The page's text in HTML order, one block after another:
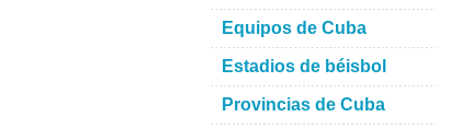
Equipos de Cuba
Estadios de béisbol
Provincias de Cuba